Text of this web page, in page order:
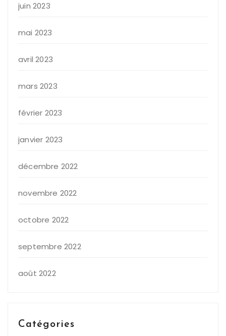
juin 2023
mai 2023
avril 2023
mars 2023
février 2023
janvier 2023
décembre 2022
novembre 2022
octobre 2022
septembre 2022
août 2022
Catégories